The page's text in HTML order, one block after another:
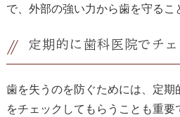
で、外部の強い力から歯を守るこ
定期的に歯科医院でチ
歯を失うのを防ぐためには、定
をチェックしてもらうことも重